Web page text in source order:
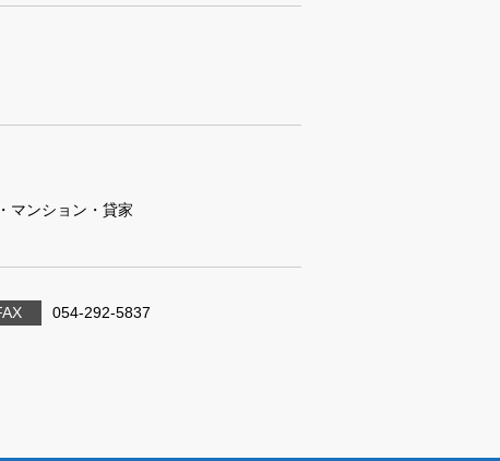
マンション・貸家
054-292-5837